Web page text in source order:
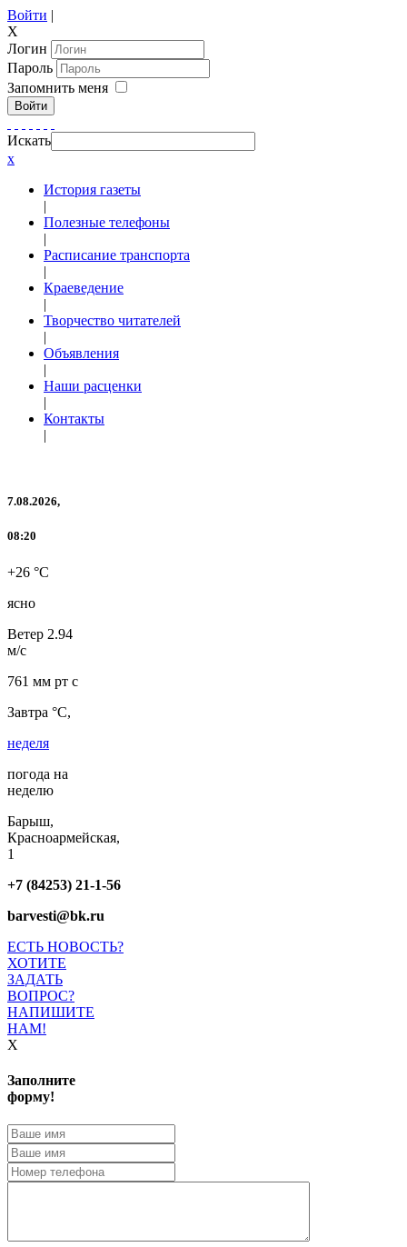
Войти |
X
Логин
Пароль
Запомнить меня
Войти
Искать
x
История газеты
|
Полезные телефоны
|
Расписание транспорта
|
Краеведение
|
Творчество читателей
|
Объявления
|
Наши расценки
|
Контакты
|
7.08.2026,
08:20
+26 °C
ясно
Ветер 2.94
м/с
761 мм рт с
Завтра °C,
неделя
погода на
неделю
Барыш,
Красноармейская,
1
+7 (84253) 21-1-56
barvesti@bk.ru
ЕСТЬ НОВОСТЬ?
ХОТИТЕ
ЗАДАТЬ
ВОПРОС?
НАПИШИТЕ
НАМ!
X
Заполните
форму!